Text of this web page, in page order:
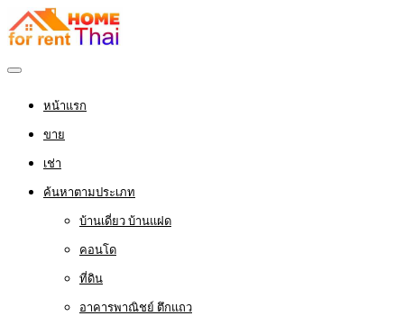
หน้าแรก
ขาย
เช่า
ค้นหาตามประเภท
บ้านเดี่ยว บ้านแฝด
คอนโด
ที่ดิน
อาคารพาณิชย์ ตึกแถว